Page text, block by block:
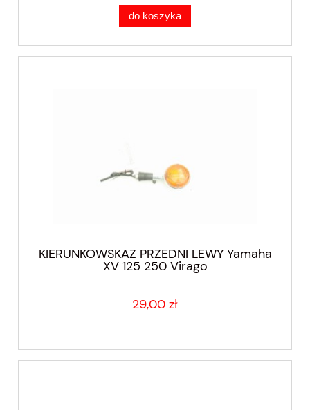
do koszyka
KIERUNKOWSKAZ PRZEDNI LEWY Yamaha
XV 125 250 Virago
29,00 zł